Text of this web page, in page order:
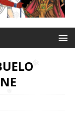
❅